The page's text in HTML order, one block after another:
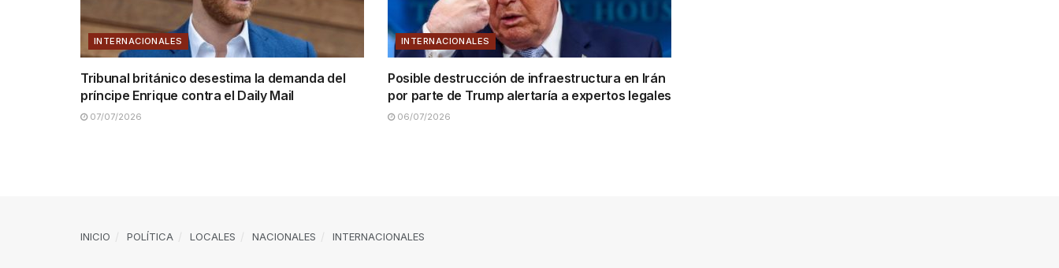
INTERNACIONALES
Tribunal británico desestima la demanda del
príncipe Enrique contra el Daily Mail
07/07/2026
INTERNACIONALES
Posible destrucción de infraestructura en Irán
por parte de Trump alertaría a expertos legales
06/07/2026
INICIO POLÍTICA LOCALES NACIONALES INTERNACIONALES